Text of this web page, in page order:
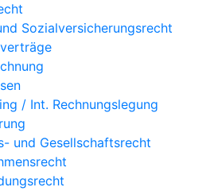
Sozialversicherungsrecht
/ Int. Rechnungslegung
und Gesellschaftsrecht